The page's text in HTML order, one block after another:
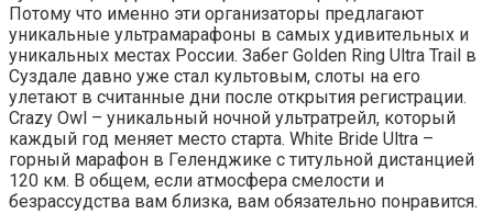
Потому что именно эти организаторы предлагают
уникальные ультрамарафоны в самых удивительных и
уникальных местах России. Забег Golden Ring Ultra Trail в
Суздале давно уже стал культовым, слоты на его
улетают в считанные дни после открытия регистрации.
Crazy Owl – уникальный ночной ультратрейл, который
каждый год меняет место старта. White Bride Ultra –
горный марафон в Геленджике с титульной дистанцией
120 км. В общем, если атмосфера смелости и
безрассудства вам близка, вам обязательно понравится.